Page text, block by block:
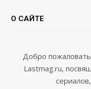
О САЙТЕ
Добро
Lastmag.ru,